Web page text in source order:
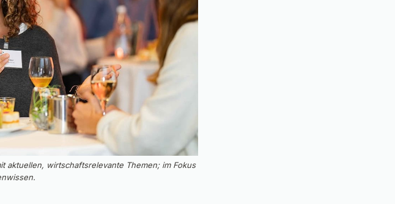
aktuellen, wirtschaftsrelevante Themen; im Fokus